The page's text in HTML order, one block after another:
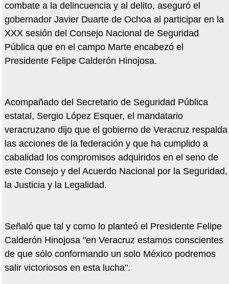
combate a la delincuencia y al delito, aseguró el
gobernador Javier Duarte de Ochoa al participar en la
XXX sesión del Consejo Nacional de Seguridad
Pública que en el campo Marte encabezó el
Presidente Felipe Calderón Hinojosa.
Acompañado del Secretario de Seguridad Pública
estatal, Sergio López Esquer, el mandatario
veracruzano dijo que el gobierno de Veracruz respalda
las acciones de la federación y que ha cumplido a
cabalidad los compromisos adquiridos en el seno de
este Consejo y del Acuerdo Nacional por la Seguridad,
la Justicia y la Legalidad.
Señaló que tal y como lo planteó el Presidente Felipe
Calderón Hinojosa "en Veracruz estamos conscientes
de que sólo conformando un solo México podremos
salir victoriosos en esta lucha".